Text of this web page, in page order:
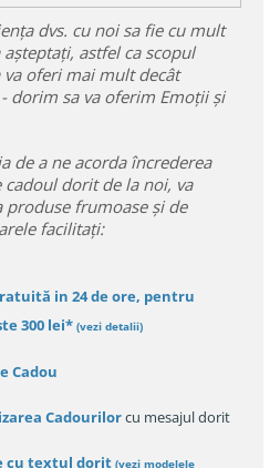
dvs. cu noi sa fie cu mult
așteptați, astfel ca scopul
va oferi mai mult decât
dorim sa va oferim Emoții și
de a ne acorda încrederea
cadoul dorit de la noi, va
produse frumoase și de
facilitați:
in 24 de ore, pentru
300 lei* (vezi detalii)
Cadou
Cadourilorcu mesajul dorit
cu textul dorit (vezi modelele